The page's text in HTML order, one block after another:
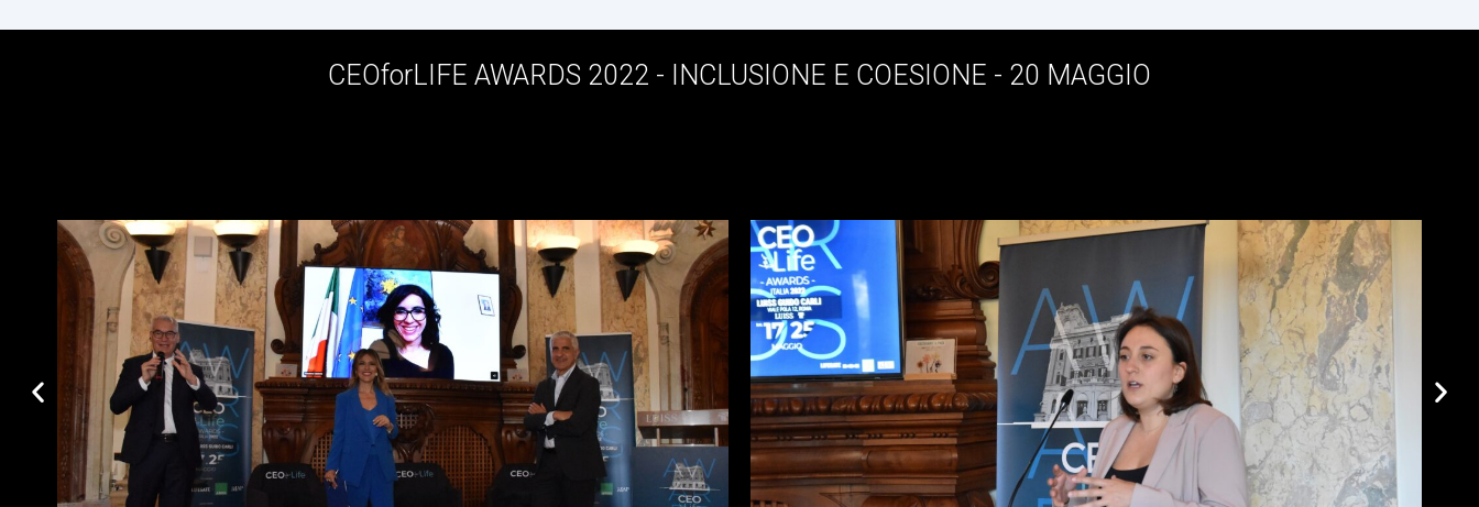
CEOforLIFE AWARDS 2022 - INCLUSIONE E COESIONE - 20 MAGGIO